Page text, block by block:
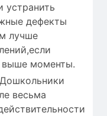
устранить
дефекты
лучше
выше моменты.
весьма